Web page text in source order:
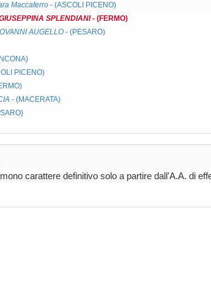
Maccaferro - (ASCOLI PICENO)
SPLENDIANI- (FERMO)
AUGELLO - (PESARO)
PICENO)
- (MACERATA)
carattere definitivo solo a partire dall'A.A. di